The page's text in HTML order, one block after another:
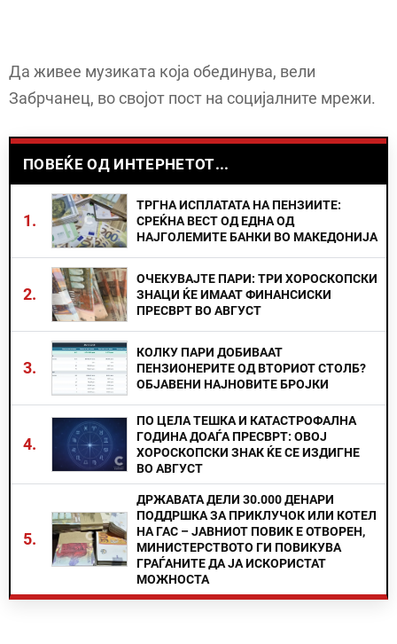
Да живее музиката која обединува, вели
Забрчанец, во својот пост на социјалните мрежи.
ПОВЕЌЕ ОД ИНТЕРНЕТОТ...
1.
ТРГНА ИСПЛАТАТА НА ПЕНЗИИТЕ:
СРЕЌНА ВЕСТ ОД ЕДНА ОД
НАЈГОЛЕМИТЕ БАНКИ ВО МАКЕДОНИЈА
2.
ОЧЕКУВАЈТЕ ПАРИ: ТРИ ХОРОСКОПСКИ
ЗНАЦИ ЌЕ ИМААТ ФИНАНСИСКИ
ПРЕСВРТ ВО АВГУСТ
3.
КОЛКУ ПАРИ ДОБИВААТ
ПЕНЗИОНЕРИТЕ ОД ВТОРИОТ СТОЛБ?
ОБЈАВЕНИ НАЈНОВИТЕ БРОЈКИ
4.
ПО ЦЕЛА ТЕШКА И КАТАСТРОФАЛНА
ГОДИНА ДОАЃА ПРЕСВРТ: ОВОЈ
ХОРОСКОПСКИ ЗНАК ЌЕ СЕ ИЗДИГНЕ
ВО АВГУСТ
5.
ДРЖАВАТА ДЕЛИ 30.000 ДЕНАРИ
ПОДДРШКА ЗА ПРИКЛУЧОК ИЛИ КОТЕЛ
НА ГАС – ЈАВНИОТ ПОВИК Е ОТВОРЕН,
МИНИСТЕРСТВОТО ГИ ПОВИКУВА
ГРАЃАНИТЕ ДА ЈА ИСКОРИСТАТ
МОЖНОСТА